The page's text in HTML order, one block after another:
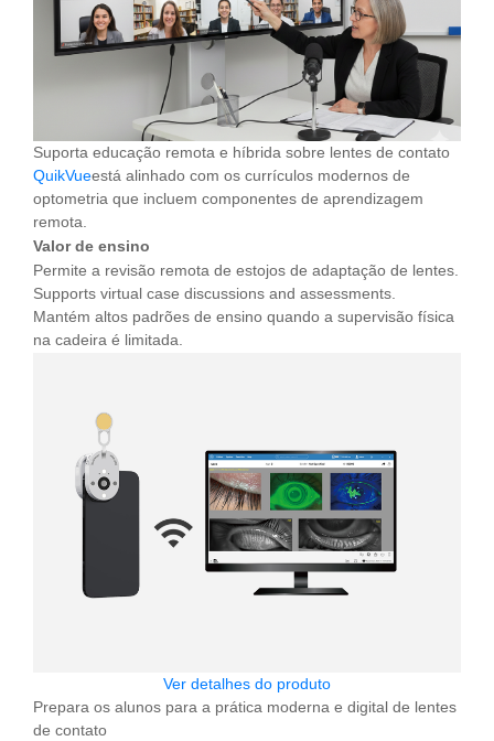
Suporta educação remota e híbrida sobre lentes de contato
QuikVueestá alinhado com os currículos modernos de
optometria que incluem componentes de aprendizagem
remota.
Valor de ensino
Permite a revisão remota de estojos de adaptação de lentes.
Supports virtual case discussions and assessments.
Mantém altos padrões de ensino quando a supervisão física
na cadeira é limitada.
Ver detalhes do produto
Prepara os alunos para a prática moderna e digital de lentes
de contato